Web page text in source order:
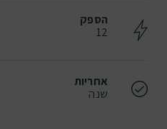
הספק
12
אחריות
שנה